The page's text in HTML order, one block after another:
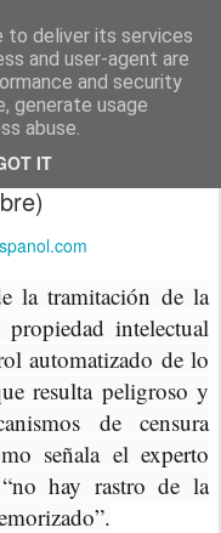
to deliver its services
and user-agent are
and security
generate usage
abuse.
IT
conceptos y reflexiones sobre la sociedad de la información
en internet (hasta
la tramitación de la
intelectual
automatizado de lo
resulta peligroso y
de censura
señala el experto
hay rastro de la